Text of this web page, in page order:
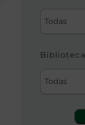
Todas
Biblioteca
Todas